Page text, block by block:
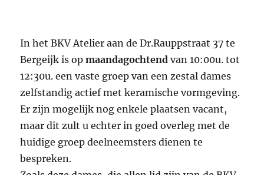
In het BKV Atelier aan de Dr.Rauppstraat 37 te
Bergeijk is opmaandagochtend van 10:00u. tot
12:30u. een vaste groep van een zestal dames
zelfstandig actief met keramische vormgeving.
Er zijn mogelijk nog enkele plaatsen vacant,
maar dit zult u echter in goed overleg met de
huidige groep deelneemsters dienen te
bespreken.